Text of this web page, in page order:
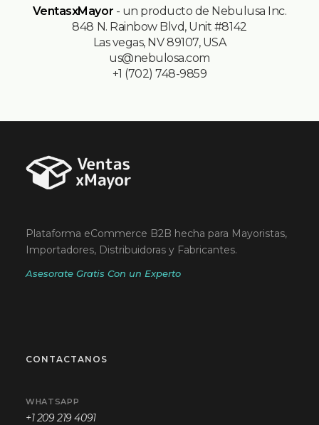
VentasxMayor - un producto de Nebulusa Inc.
848 N. Rainbow Blvd, Unit #8142
Las vegas, NV 89107, USA
us@nebulosa.com
+1 (702) 748-9859
Plataforma eCommerce B2B hecha para Mayoristas,
Importadores, Distribuidoras y Fabricantes.
Asesorate Gratis Con un Experto
CONTACTANOS
WHATSAPP
+1 209 219 4091